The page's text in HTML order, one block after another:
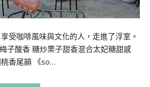
受咖啡風味與文化的人，走進了浮室。
子酸香 糖炒栗子甜香混合太妃糖甜感
香尾韻 《so…